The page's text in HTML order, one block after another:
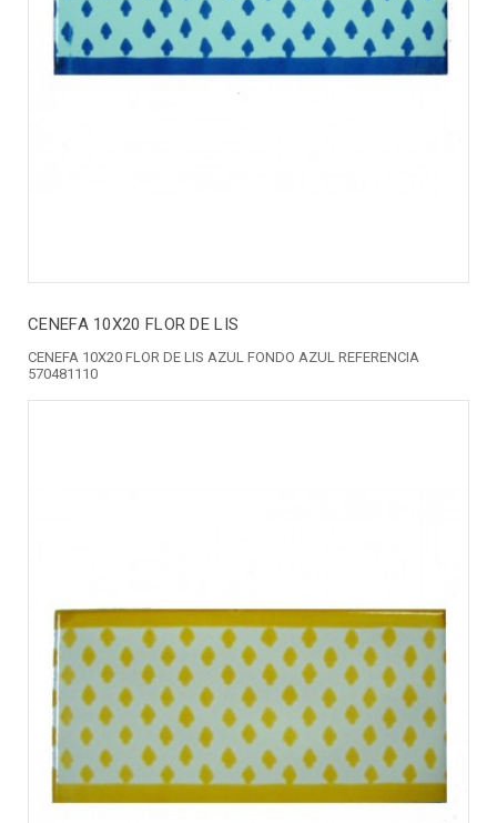
CENEFA 10X20 FLOR DE LIS
CENEFA 10X20 FLOR DE LIS AZUL FONDO AZUL REFERENCIA
570481110